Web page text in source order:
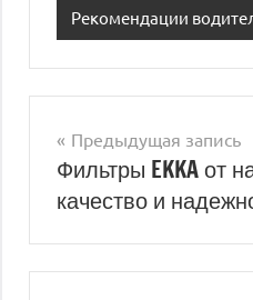
Рекомендации
Навигация
по
записям
Предыдущая запись
Фильтры EKKA от
качество и